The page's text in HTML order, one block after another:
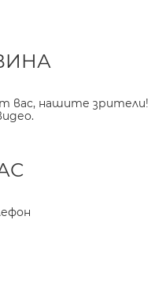
вас, нашите зрители!